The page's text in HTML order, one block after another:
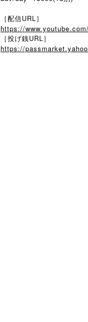
［配信URL］
https://
［投げ銭URL］
https://